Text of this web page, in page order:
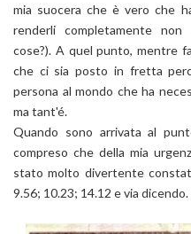
mia suocera che è vero che
renderli completamente
cose?). A quel punto, mentre
che ci sia posto in fretta
persona al mondo che ha
ma tant'é.
Quando sono arrivata al
compreso che della mia
stato molto divertente
9.56; 10.23; 14.12 e via dicendo.